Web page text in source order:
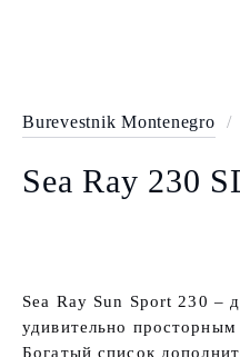
Burevestnik Montenegro /
Sea Ray 230
Sea Ray Sun Sport 230 –
удивительно
Богатый список